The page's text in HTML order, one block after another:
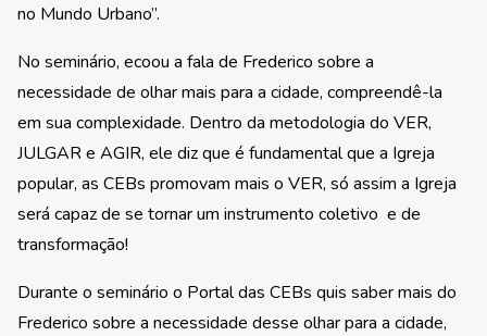
no Mundo Urbano”.
No seminário, ecoou a fala de Frederico sobre a
necessidade de olhar mais para a cidade, compreendê-la
em sua complexidade. Dentro da metodologia do VER,
JULGAR e AGIR, ele diz que é fundamental que a Igreja
popular, as CEBs promovam mais o VER, só assim a Igreja
será capaz de se tornar um instrumento coletivo e de
transformação!
Durante o seminário o Portal das CEBs quis saber mais do
Frederico sobre a necessidade desse olhar para a cidade,